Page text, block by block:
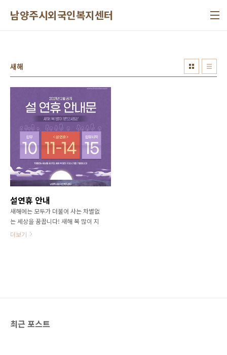
남양주시외국인복지센터
새해
설연휴 안내
새해에는 모두가 더불어 사는 차별없
는 세상을 꿈꿉니다! 새해 복 많이 지
으세요!
더보기
최근 포스트